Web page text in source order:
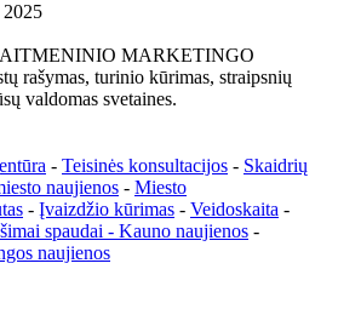
2025
MARKETINGO
rašymas, turinio kūrimas, straipsnių
valdomas svetaines.
- Teisinės konsultacijos - Skaidrių
naujienos - Miesto
- Įvaizdžio kūrimas - Veidoskaita -
spaudai - Kauno naujienos -
naujienos